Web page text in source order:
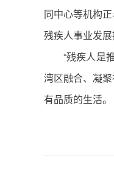
同中心等机构
残疾人事业发展
“残疾人是
湾区融合、凝
有品质的生活。